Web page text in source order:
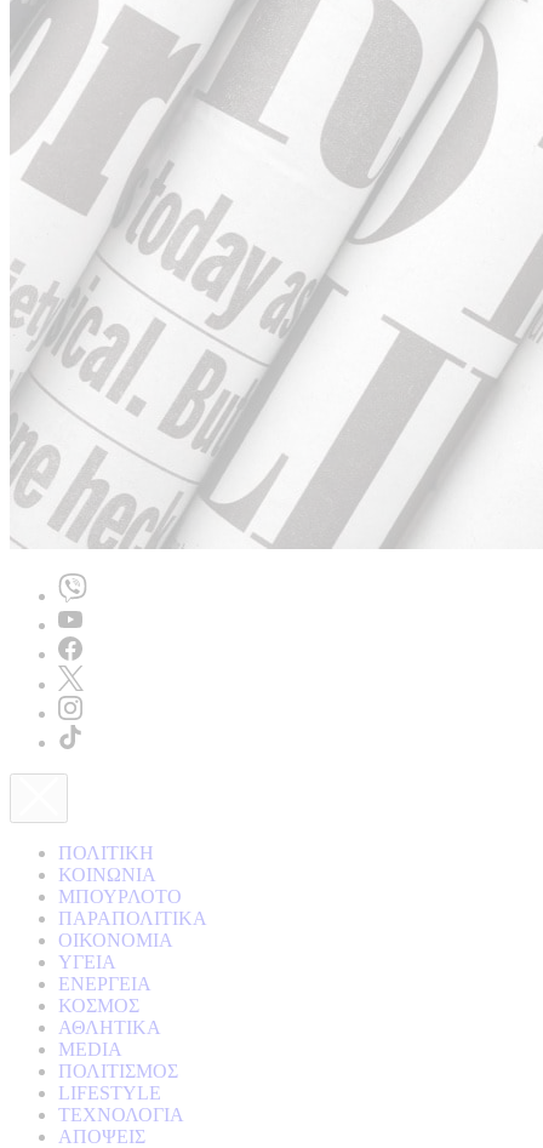
ΠΟΛΙΤΙΚΗ
ΚΟΙΝΩΝΙΑ
ΜΠΟΥΡΛΟΤΟ
ΠΑΡΑΠΟΛΙΤΙΚΑ
ΟΙΚΟΝΟΜΙΑ
ΥΓΕΙΑ
ΕΝΕΡΓΕΙΑ
ΚΟΣΜΟΣ
ΑΘΛΗΤΙΚΑ
MEDIA
ΠΟΛΙΤΙΣΜΟΣ
LIFESTYLE
ΤΕΧΝΟΛΟΓΙΑ
ΑΠΟΨΕΙΣ